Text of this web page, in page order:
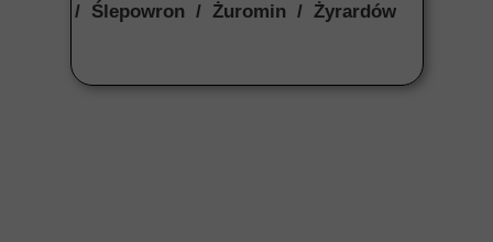
/ Ślepowron / Żuromin / Żyrardów